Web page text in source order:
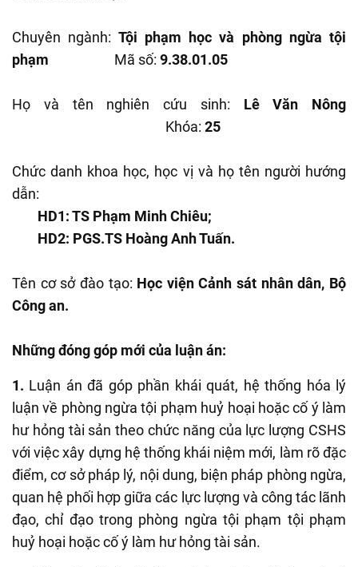
Chuyên ngành: Tội phạm học và phòng ngừa tội
phạm
Mã số: 9.38.01.05
Họ và tên nghiên cứu sinh: Lê Văn Nông
Khóa: 25
Chức danh khoa học, học vị và họ tên người hướng
dẫn:
HD1: TS Phạm Minh Chiêu;
HD2: PGS.TS Hoàng Anh Tuấn.
Tên cơ sở đào tạo: Học viện Cảnh sát nhân dân, Bộ
Công an.
Những đóng góp mới của luận án:
1. Luận án đã góp phần khái quát, hệ thống hóa lý
luận về phòng ngừa tội phạm huỷ hoại hoặc cố ý làm
hư hỏng tài sản theo chức năng của lực lượng CSHS
với việc xây dựng hệ thống khái niệm mới, làm rõ đặc
điểm, cơ sở pháp lý, nội dung, biện pháp phòng ngừa,
quan hệ phối hợp giữa các lực lượng và công tác lãnh
đạo, chỉ đạo trong phòng ngừa tội phạm tội phạm
huỷ hoại hoặc cố ý làm hư hỏng tài sản.